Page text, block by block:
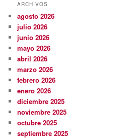
ARCHIVOS
agosto 2026
julio 2026
junio 2026
mayo 2026
abril 2026
marzo 2026
febrero 2026
enero 2026
diciembre 2025
noviembre 2025
octubre 2025
septiembre 2025